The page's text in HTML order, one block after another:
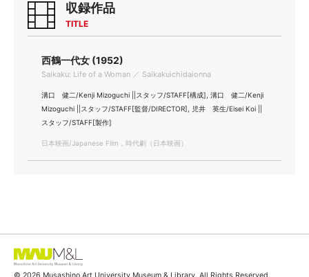
収録作品
TITLE
西鶴一代女 (1952)
Saikaku: Life of a Woman ／ Saikakuichidaionna
溝口 健二/Kenji Mizoguchi ||スタッフ/STAFF[構成], 溝口 健二/Kenji
Mizoguchi ||スタッフ/STAFF[監督/DIRECTOR], 児井 英生/Eisei Koi ||
スタッフ/STAFF[製作]
日本映画/Japanese Film，時代劇（日本映画）